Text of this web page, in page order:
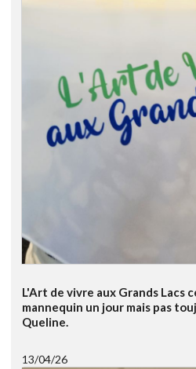
L'Art de vivre aux Grands Lacs
mannequin un jour mais pas
Queline.
13/04/26